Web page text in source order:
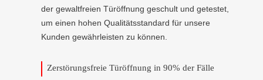
der gewaltfreien Türöffnung geschult und getestet,
um einen hohen Qualitätsstandard für unsere
Kunden gewährleisten zu können.
Zerstörungsfreie Türöffnung in 90% der Fälle